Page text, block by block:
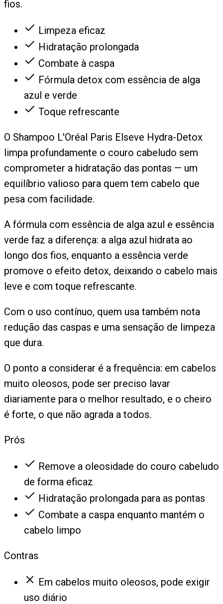
fios.
Limpeza eficaz
Hidratação prolongada
Combate à caspa
Fórmula detox com essência de alga
azul e verde
Toque refrescante
O Shampoo L'Oréal Paris Elseve Hydra-Detox
limpa profundamente o couro cabeludo sem
comprometer a hidratação das pontas — um
equilíbrio valioso para quem tem cabelo que
pesa com facilidade.
A fórmula com essência de alga azul e essência
verde faz a diferença: a alga azul hidrata ao
longo dos fios, enquanto a essência verde
promove o efeito detox, deixando o cabelo mais
leve e com toque refrescante.
Com o uso contínuo, quem usa também nota
redução das caspas e uma sensação de limpeza
que dura.
O ponto a considerar é a frequência: em cabelos
muito oleosos, pode ser preciso lavar
diariamente para o melhor resultado, e o cheiro
é forte, o que não agrada a todos.
Prós
Remove a oleosidade do couro cabeludo
de forma eficaz
Hidratação prolongada para as pontas
Combate a caspa enquanto mantém o
cabelo limpo
Contras
Em cabelos muito oleosos, pode exigir
uso diário